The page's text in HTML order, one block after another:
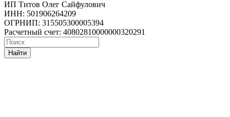
ИП Титов Олег Сайфулович
ИНН: 501906264209
ОГРНИП: 315505300005394
Расчетный счет: 40802810000000320291
Найти